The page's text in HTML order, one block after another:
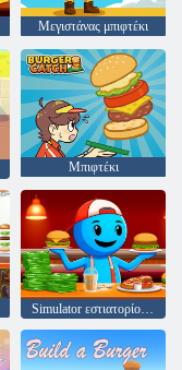
Μεγιστάνας μπιφτέκι
Μπιφτέκι
Simulator εστιατορίου: Burgers & Pizza